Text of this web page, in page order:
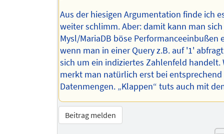
Aus der hiesigen Argumentation finde ich
weiter schlimm. Aber: damit kann man
Mysl/MariaDB böse Performanceeinbußen
wenn man in einer Query z.B. auf '1'
sich um ein indiziertes Zahlenfeld handelt.
merkt man natürlich erst bei
Datenmengen. „Klappen“ tuts auch mit
Beitrag melden